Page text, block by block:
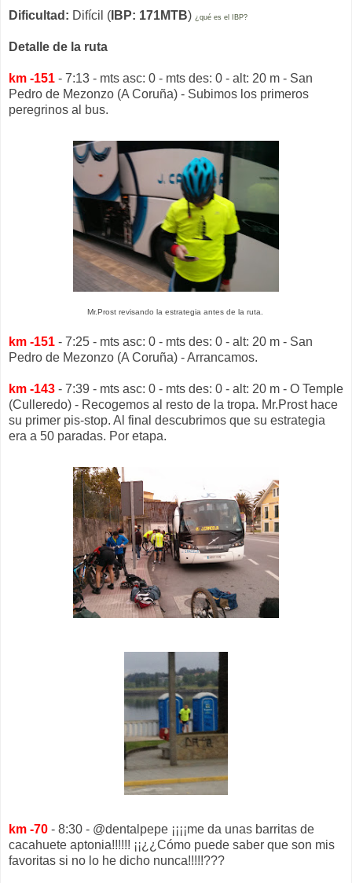
Dificultad: Difícil ( IBP: 171MTB) ¿qué es el IBP?
Detalle de la ruta
km -151 - 7:13 - mts asc: 0 - mts des: 0 - alt: 20 m - San
Pedro de Mezonzo (A Coruña) - Subimos los primeros
peregrinos al bus.
Mr.Prost revisando la estrategia antes de la ruta.
km -151 - 7:25 - mts asc: 0 - mts des: 0 - alt: 20 m - San
Pedro de Mezonzo (A Coruña) - Arrancamos.
km -143 - 7:39 - mts asc: 0 - mts des: 0 - alt: 20 m - O Temple
(Culleredo) - Recogemos al resto de la tropa. Mr.Prost hace
su primer pis-stop. Al final descubrimos que su estrategia
era a 50 paradas. Por etapa.
km -70 - 8:30 - @dentalpepe ¡¡¡¡me da unas barritas de
cacahuete aptonia!!!!!! ¡¡¿¿Cómo puede saber que son mis
favoritas si no lo he dicho nunca!!!!!???